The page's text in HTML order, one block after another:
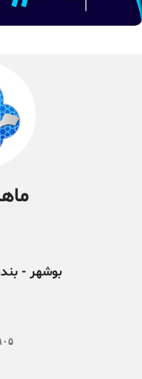
بوشهر -